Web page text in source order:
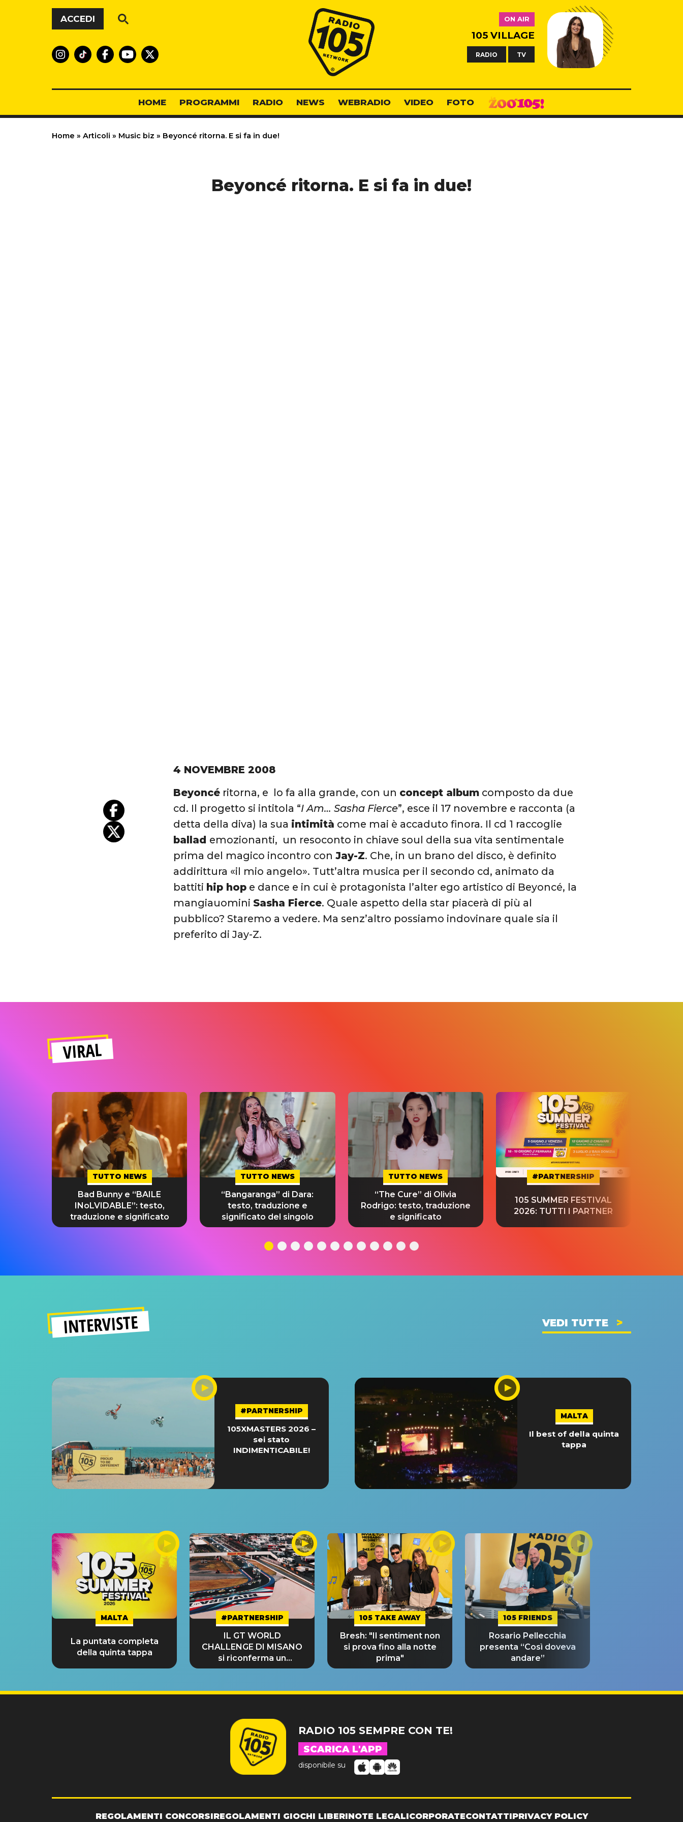
Vai al contenuto
ACCEDI
Radio 105
ON AIR
105 VILLAGE
RADIO TV
HOME PROGRAMMI RADIO NEWS WEBRADIO VIDEO FOTO
Home » Articoli » Music biz » Beyoncé ritorna. E si fa in due!
Beyoncé ritorna. E si fa in due!
4 NOVEMBRE 2008
Beyoncé ritorna, e lo fa alla grande, con un concept album composto da due
cd. Il progetto si intitola “I Am… Sasha Fierce”, esce il 17 novembre e racconta (a
detta della diva) la sua intimità come mai è accaduto finora. Il cd 1 raccoglie
ballad emozionanti, un resoconto in chiave soul della sua vita sentimentale
prima del magico incontro conJay-Z. Che, in un brano del disco, è definito
addirittura «il mio angelo». Tutt’altra musica per il secondo cd, animato da
battiti hip hop e dance e in cui è protagonista l’alter ego artistico di Beyoncé, la
mangiauomini Sasha Fierce. Quale aspetto della star piacerà di più al
pubblico? Staremo a vedere. Ma senz’altro possiamo indovinare quale sia il
preferito di Jay-Z.
VIRAL
TUTTO NEWS
Bad Bunny e “BAILE
INoLVIDABLE”: testo,
traduzione e significato
TUTTO NEWS
“Bangaranga” di Dara:
testo, traduzione e
significato del singolo
TUTTO NEWS
“The Cure” di Olivia
Rodrigo: testo, traduzione
e significato
#PARTNERSHIP
105 SUMMER FESTIVAL
2026: TUTTI I PARTNER
INTERVISTE VEDI TUTTE
#PARTNERSHIP
105XMASTERS 2026 –
sei stato
INDIMENTICABILE!
MALTA
Il best of della quinta
tappa
MALTA
La puntata completa
della quinta tappa
#PARTNERSHIP
IL GT WORLD
CHALLENGE DI MISANO
si riconferma un
GRANDE SUCCESSO!
105 TAKE AWAY
Bresh: "Il sentiment non
si prova fino alla notte
prima"
105 FRIENDS
Rosario Pellecchia
presenta “Così doveva
andare”
RADIO 105 SEMPRE CON TE!
SCARICA L'APP
disponibile su
REGOLAMENTI CONCORSIREGOLAMENTI GIOCHI LIBERINOTE LEGALICORPORATECONTATTIPRIVACY POLICY